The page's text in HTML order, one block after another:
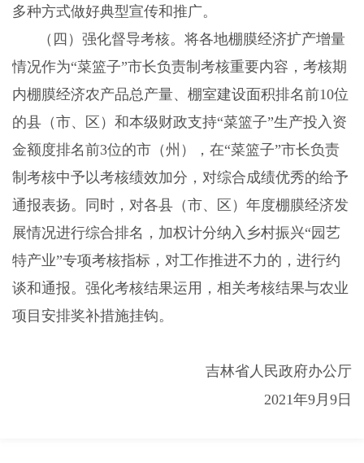
多种方式做好典型宣传和推广。
（四）强化督导考核。将各地棚膜经济扩产增量
情况作为“菜篮子”市长负责制考核重要内容，考核期
内棚膜经济农产品总产量、棚室建设面积排名前10位
的县（市、区）和本级财政支持“菜篮子”生产投入资
金额度排名前3位的市（州），在“菜篮子”市长负责
制考核中予以考核绩效加分，对综合成绩优秀的给予
通报表扬。同时，对各县（市、区）年度棚膜经济发
展情况进行综合排名，加权计分纳入乡村振兴“园艺
特产业”专项考核指标，对工作推进不力的，进行约
谈和通报。强化考核结果运用，相关考核结果与农业
项目安排奖补措施挂钩。
吉林省人民政府办公厅
2021年9月9日